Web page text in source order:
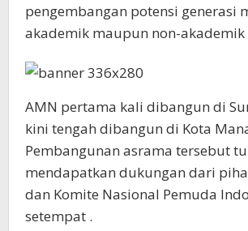
pengembangan potensi generasi
akademik maupun non-akademik
AMN pertama kali dibangun di
kini tengah dibangun di Kota
Pembangunan asrama tersebut
mendapatkan dukungan dari
dan Komite Nasional Pemuda
setempat .